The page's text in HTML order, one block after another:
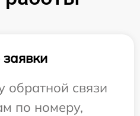
обратной связи
по номеру,